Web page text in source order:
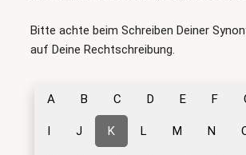
Bitte achte beim Schreiben Deiner
auf Deine Rechtschreibung.
A B C D E F
I J K L M N